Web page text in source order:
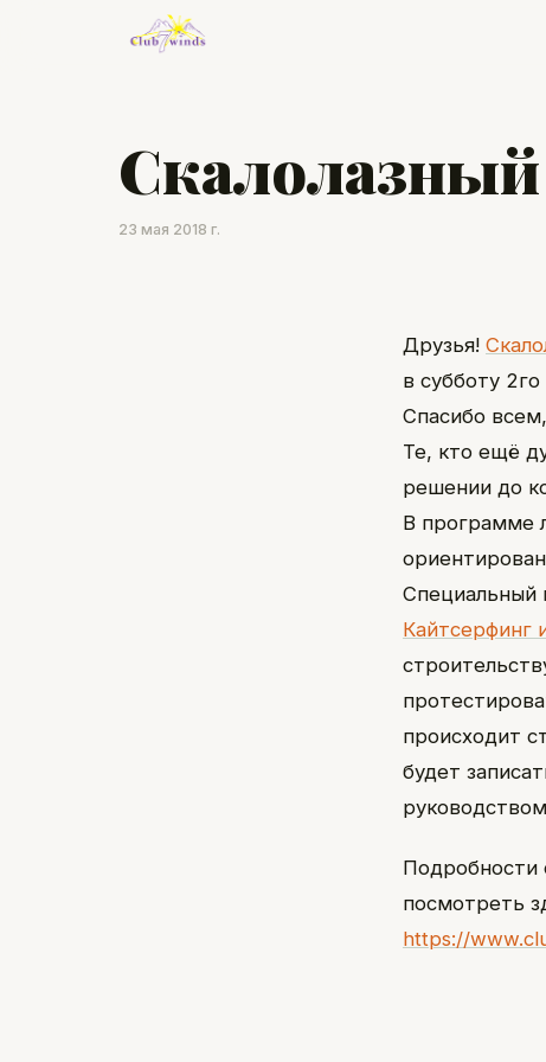
Скалолазный
23 мая 2018 г.
Друзья!
в субботу
Спасибо
Те, кто ещё
решении до
В программе
Специальный
Кайтсерфинг
происходит
будет
Подробности
посмотреть
https://